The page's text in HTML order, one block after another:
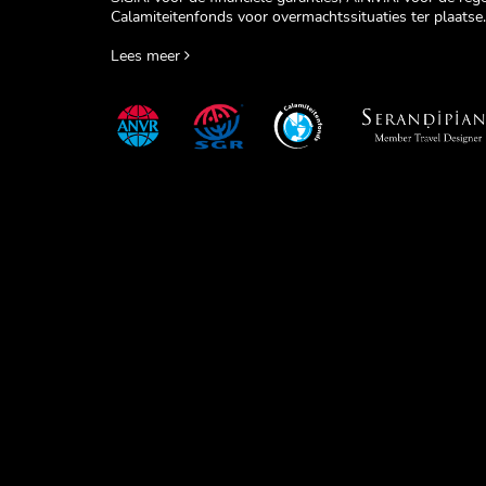
Calamiteitenfonds voor overmachtssituaties ter plaatse.
Lees meer